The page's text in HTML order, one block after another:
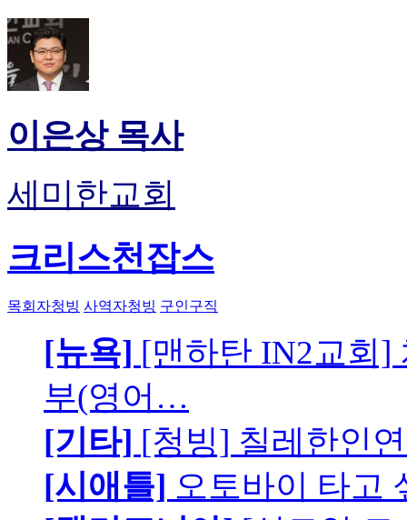
이은상 목사
세미한교회
크리스천잡스
목회자청빙 사역자청빙 구인구직
[뉴욕] [맨하탄 IN2교회]
부(영어…
[기타] [청빙] 칠레한인
[시애틀] 오토바이 타고